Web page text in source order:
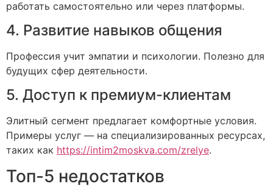
работать самостоятельно или через платформы.
4. Развитие навыков общения
Профессия учит эмпатии и психологии. Полезно для
будущих сфер деятельности.
5. Доступ к премиум-клиентам
Элитный сегмент предлагает комфортные условия.
Примеры услуг — на специализированных ресурсах,
таких как https://intim2moskva.com/zrelye.
Топ-5 недостатков